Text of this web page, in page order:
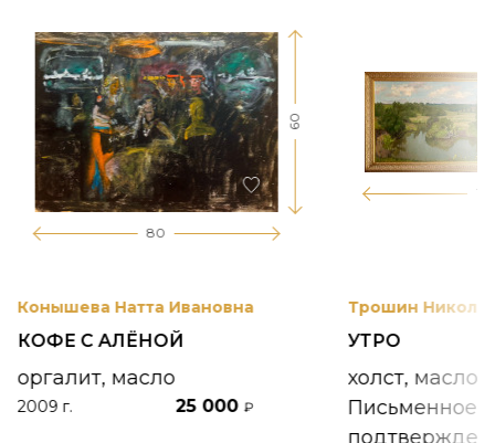
80
60
Конышева Натта Ивановна
КОФЕ С АЛЁНОЙ
оргалит, масло
2009 г. 25 000 ₽
174
Трошин
УТРО
холст, масло
Письменное